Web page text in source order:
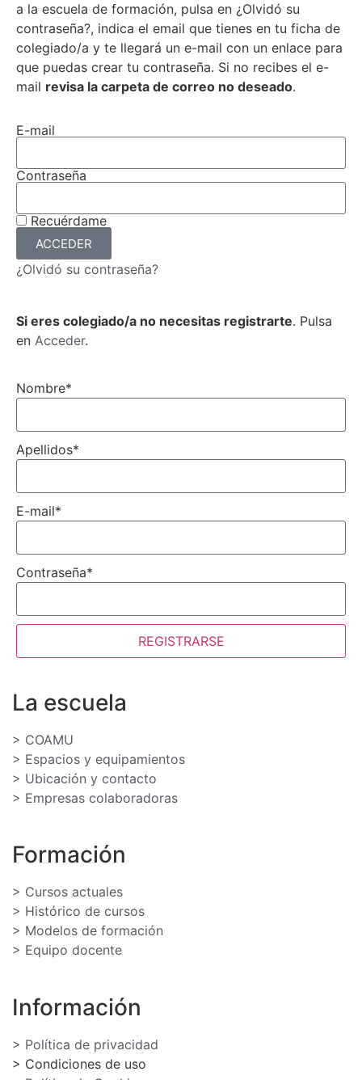
a la escuela de formación, pulsa en ¿Olvidó su
contraseña?, indica el email que tienes en tu ficha de
colegiado/a y te llegará un e-mail con un enlace para
que puedas crear tu contraseña. Si no recibes el e-
mail revisa la carpeta de correo no deseado.
E-mail
Contraseña
Recuérdame
ACCEDER
¿Olvidó su contraseña?
Si eres colegiado/a no necesitas registrarte. Pulsa
en Acceder.
Nombre*
Apellidos*
E-mail*
Contraseña*
REGISTRARSE
La escuela
> COAMU
> Espacios y equipamientos
> Ubicación y contacto
> Empresas colaboradoras
Formación
> Cursos actuales
> Histórico de cursos
> Modelos de formación
> Equipo docente
Información
> Política de privacidad
> Condiciones de uso